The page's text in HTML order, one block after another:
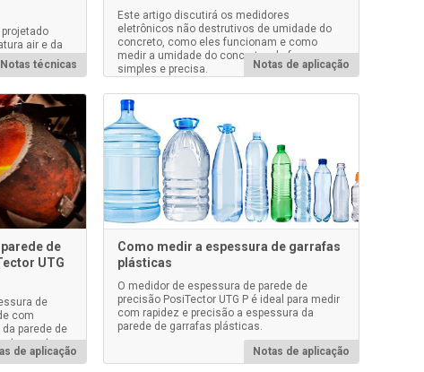
projetado
air e da
a
Notas técnicas
Este artigo discutirá os medidores
eletrônicos não destrutivos de umidade do
concreto, como eles funcionam e como
medir a umidade do concreto - de forma
simples e precisa.
Notas de aplicação
de
UTG
de
com
parede de
atenuantes.
de aplicação
Como medir a espessura de garrafas
plásticas
O medidor de espessura de parede de
precisão PosiTector UTG P é ideal para medir
com rapidez e precisão a espessura da
parede de garrafas plásticas.
Notas de aplicação